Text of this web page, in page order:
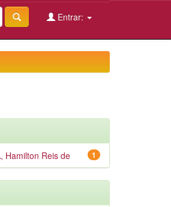
Entrar:
1
Hamilton Reis de